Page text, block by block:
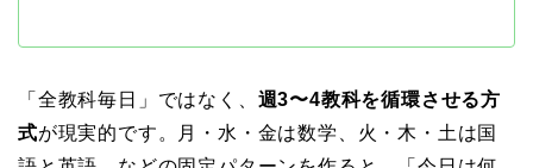
「全教科毎日」ではなく、 週3〜4教科を循環させる方
式が現実的です。月・水・金は数学、火・木・土は国